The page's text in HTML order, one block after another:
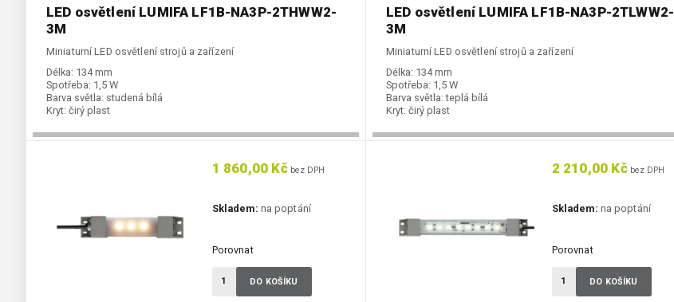
LED osvětlení LUMIFA LF1B-NA3P-2THWW2-
3M
Miniaturní LED osvětlení strojů a zařízení
Délka: 134 mm
Spotřeba: 1,5 W
Barva světla: studená bílá
Kryt: čirý plast
LED osvětlení LUMIFA LF1B-NA3P-2TLWW2-
3M
Miniaturní LED osvětlení strojů a zařízení
Délka: 134 mm
Spotřeba: 1,5 W
Barva světla: teplá bílá
Kryt: čirý plast
1 860,00 Kčbez DPH
Skladem: na poptání
Porovnat
DO KOŠÍKU
2 210,00 Kčbez DPH
Skladem: na poptání
Porovnat
DO KOŠÍKU